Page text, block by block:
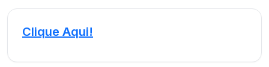
Clique Aqui!